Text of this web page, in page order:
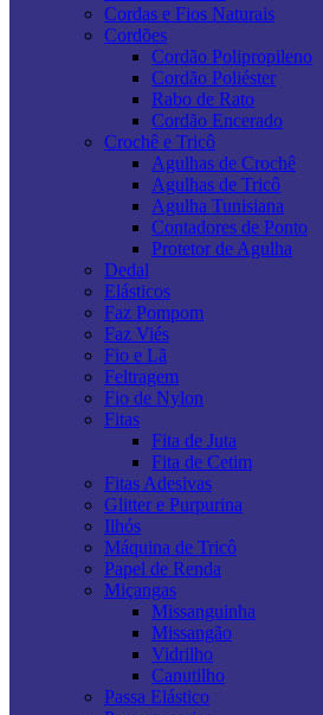
Cordas e Fios Naturais
Cordões
Cordão Polipropileno
Cordão Poliéster
Rabo de Rato
Cordão Encerado
Crochê e Tricô
Agulhas de Crochê
Agulhas de Tricô
Agulha Tunisiana
Contadores de Ponto
Protetor de Agulha
Dedal
Elásticos
Faz Pompom
Faz Viés
Fio e Lã
Feltragem
Fio de Nylon
Fitas
Fita de Juta
Fita de Cetim
Fitas Adesivas
Glitter e Purpurina
Ilhós
Máquina de Tricô
Papel de Renda
Miçangas
Missanguinha
Missangão
Vidrilho
Canutilho
Passa Elástico